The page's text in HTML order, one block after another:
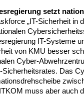
setzt
„IT-Sicherheit in
IT-Systeme
von KMU besser
Cyber-
Sicherheitsrates. Das
muss aber auch